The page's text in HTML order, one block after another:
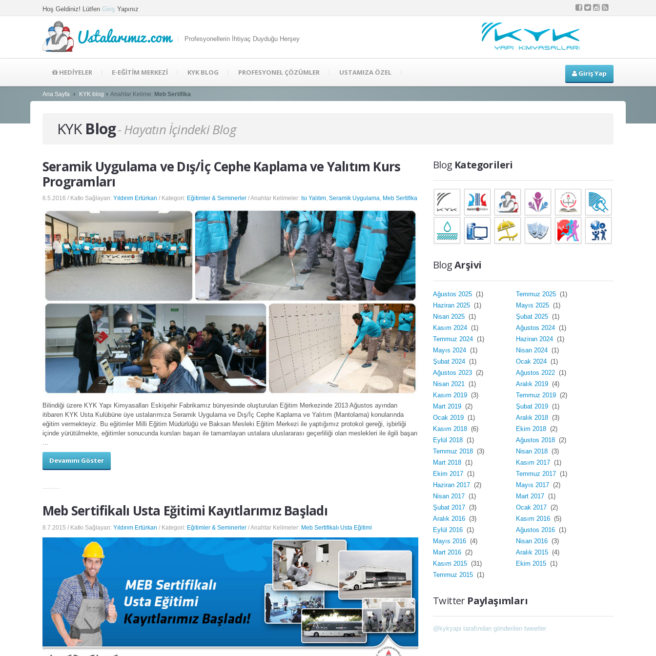
Hoş Geldiniz! Lütfen Giriş Yapınız
Ustalarımız.com Profesyonellerin İhtiyaç Duyduğu Herşey
HEDİYELER E-EĞİTİM MERKEZİ KYK BLOG PROFESYONEL ÇÖZÜMLER USTAMIZA ÖZEL Giriş Yap
Ana Sayfa KYK blog Anahtar Kelime: Meb Sertifika
KYKBlog- Hayatın İçindeki Blog
Seramik Uygulama ve Dış/İç Cephe Kaplama ve Yalıtım Kurs
Programları
6.5.2016 / Katkı Sağlayan: Yıldırım Ertürkan / Kategori: Eğitimler & Seminerler / Anahtar Kelimeler: Isı Yalıtım, Seramik Uygulama, Meb Sertifika
Bilindiği üzere KYK Yapı Kimyasalları Eskişehir Fabrikamız bünyesinde oluşturulan Eğitim Merkezinde 2013 Ağustos ayından
itibaren KYK Usta Kulübüne üye ustalarımıza Seramik Uygulama ve Dış/İç Cephe Kaplama ve Yalıtım (Mantolama) konularında
eğitim vermekteyiz. Bu eğitimler Milli Eğitim Müdürlüğü ve Baksan Mesleki Eğitim Merkezi ile yaptığımız protokol gereği, işbirliği
içinde yürütülmekte, eğitimler sonucunda kursları başarı ile tamamlayan ustalara uluslararası geçerliliği olan meslekleri ile ilgili başarı
...
Devamını Göster
Meb Sertifikalı Usta Eğitimi Kayıtlarımız Başladı
8.7.2015 / Katkı Sağlayan: Yıldırım Ertürkan / Kategori: Eğitimler & Seminerler / Anahtar Kelimeler: Meb Sertifikalı Usta Eğitimi
Blog Kategorileri
BlogArşivi
Ağustos 2025 (1) Temmuz 2025 (1)
Haziran 2025 (1) Mayıs 2025 (1)
Nisan 2025 (1) Şubat 2025 (1)
Kasım 2024 (1) Ağustos 2024 (1)
Temmuz 2024 (1) Haziran 2024 (1)
Mayıs 2024 (1) Nisan 2024 (1)
Şubat 2024 (1) Ocak 2024 (1)
Ağustos 2023 (2) Ağustos 2022 (1)
Nisan 2021
(1) Aralık 2019 (4)
Kasım 2019 (3) Temmuz 2019 (2)
Mart 2019 (2) Şubat 2019 (1)
Ocak 2019 (1) Aralık 2018 (3)
Kasım 2018 (6) Ekim 2018 (2)
Eylül 2018 (1) Ağustos 2018 (2)
Temmuz 2018 (3) Nisan 2018 (3)
Mart 2018 (1) Kasım 2017 (1)
Ekim 2017 (1) Temmuz 2017 (1)
Haziran 2017 (2) Mayıs 2017 (2)
Nisan 2017 (1) Mart 2017 (1)
Şubat 2017 (3) Ocak 2017 (2)
Aralık 2016 (3) Kasım 2016 (5)
Eylül 2016 (1) Ağustos 2016 (1)
Mayıs 2016 (4) Nisan 2016 (3)
Mart 2016 (2) Aralık 2015 (4)
Kasım 2015 (31) Ekim 2015 (1)
Temmuz 2015 (1)
TwitterPaylaşımları
@kykyapi tarafından gönderilen tweetler